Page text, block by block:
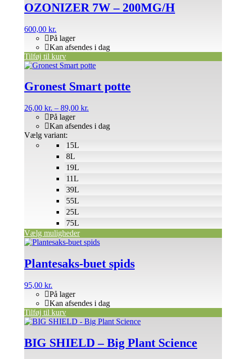
OZONIZER 7W – 200MG/H
600,00 kr.
På lager
Kan afsendes i dag
Tilføj til kurv
Gronest Smart potte
26,00 kr. – 89,00 kr.
til
På lager
Kan afsendes i dag
Vælg variant:
Vælg muligheder
Dette
har
flere
Mulighederne
vælges
på
varesiden
15L
8L
19L
11L
39L
55L
25L
75L
Plantesaks-buet spids
95,00 kr.
På lager
Kan afsendes i dag
Tilføj til kurv
BIG SHIELD – Big Plant Science
Dette
har
flere